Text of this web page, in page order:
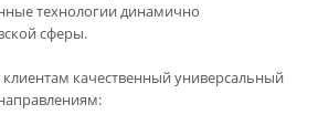
технологии динамично
сферы.
клиентам качественный универсальный